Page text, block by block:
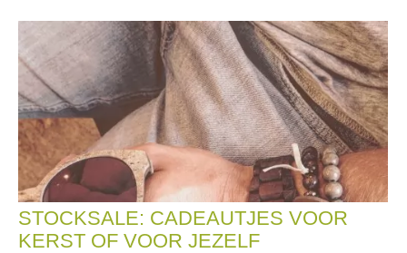
STOCKSALE: CADEAUTJES VOOR
KERST OF VOOR JEZELF